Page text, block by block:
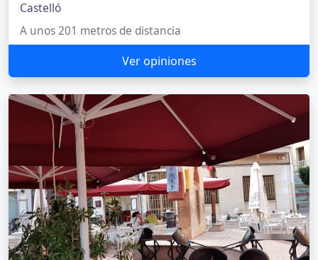
Castelló
A unos 201 metros de distancia
Ver opiniones